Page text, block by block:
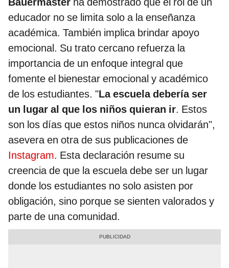
educador no se limita solo a la enseñanza
académica. También implica brindar apoyo
emocional. Su trato cercano refuerza la
importancia de un enfoque integral que
fomente el bienestar emocional y académico
de los estudiantes. "La escuela debería ser
un lugar al que los niños quieran ir. Estos
son los días que estos niños nunca olvidarán",
asevera en otra de sus publicaciones de
Instagram. Esta declaración resume su
creencia de que la escuela debe ser un lugar
donde los estudiantes no solo asisten por
obligación, sino porque se sienten valorados y
parte de una comunidad.